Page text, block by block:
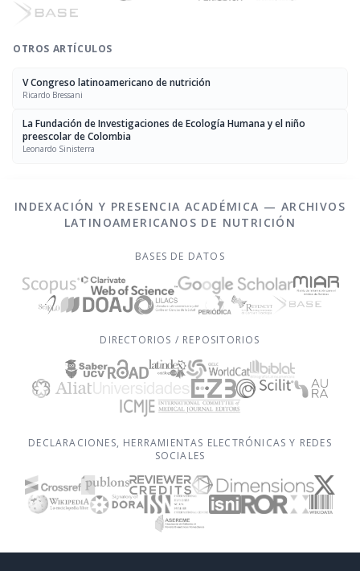
OTROS ARTÍCULOS
V Congreso latinoamericano de nutrición
Ricardo Bressani
La Fundación de Investigaciones de Ecología Humana y el niño
preescolar de Colombia
Leonardo Sinisterra
INDEXACIÓN Y PRESENCIA ACADÉMICA — ARCHIVOS
LATINOAMERICANOS DE NUTRICIÓN
BASES DE DATOS
DIRECTORIOS / REPOSITORIOS
DECLARACIONES, HERRAMIENTAS ELECTRÓNICAS Y REDES
SOCIALES